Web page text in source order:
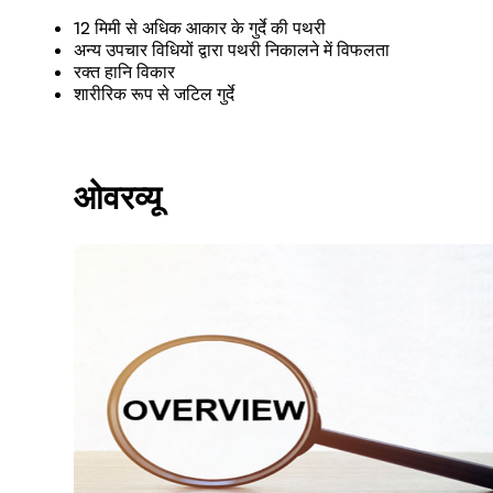
12 मिमी से अधिक आकार के गुर्दे की पथरी
अन्य उपचार विधियों द्वारा पथरी निकालने में विफलता
रक्त हानि विकार
शारीरिक रूप से जटिल गुर्दे
ओवरव्यू